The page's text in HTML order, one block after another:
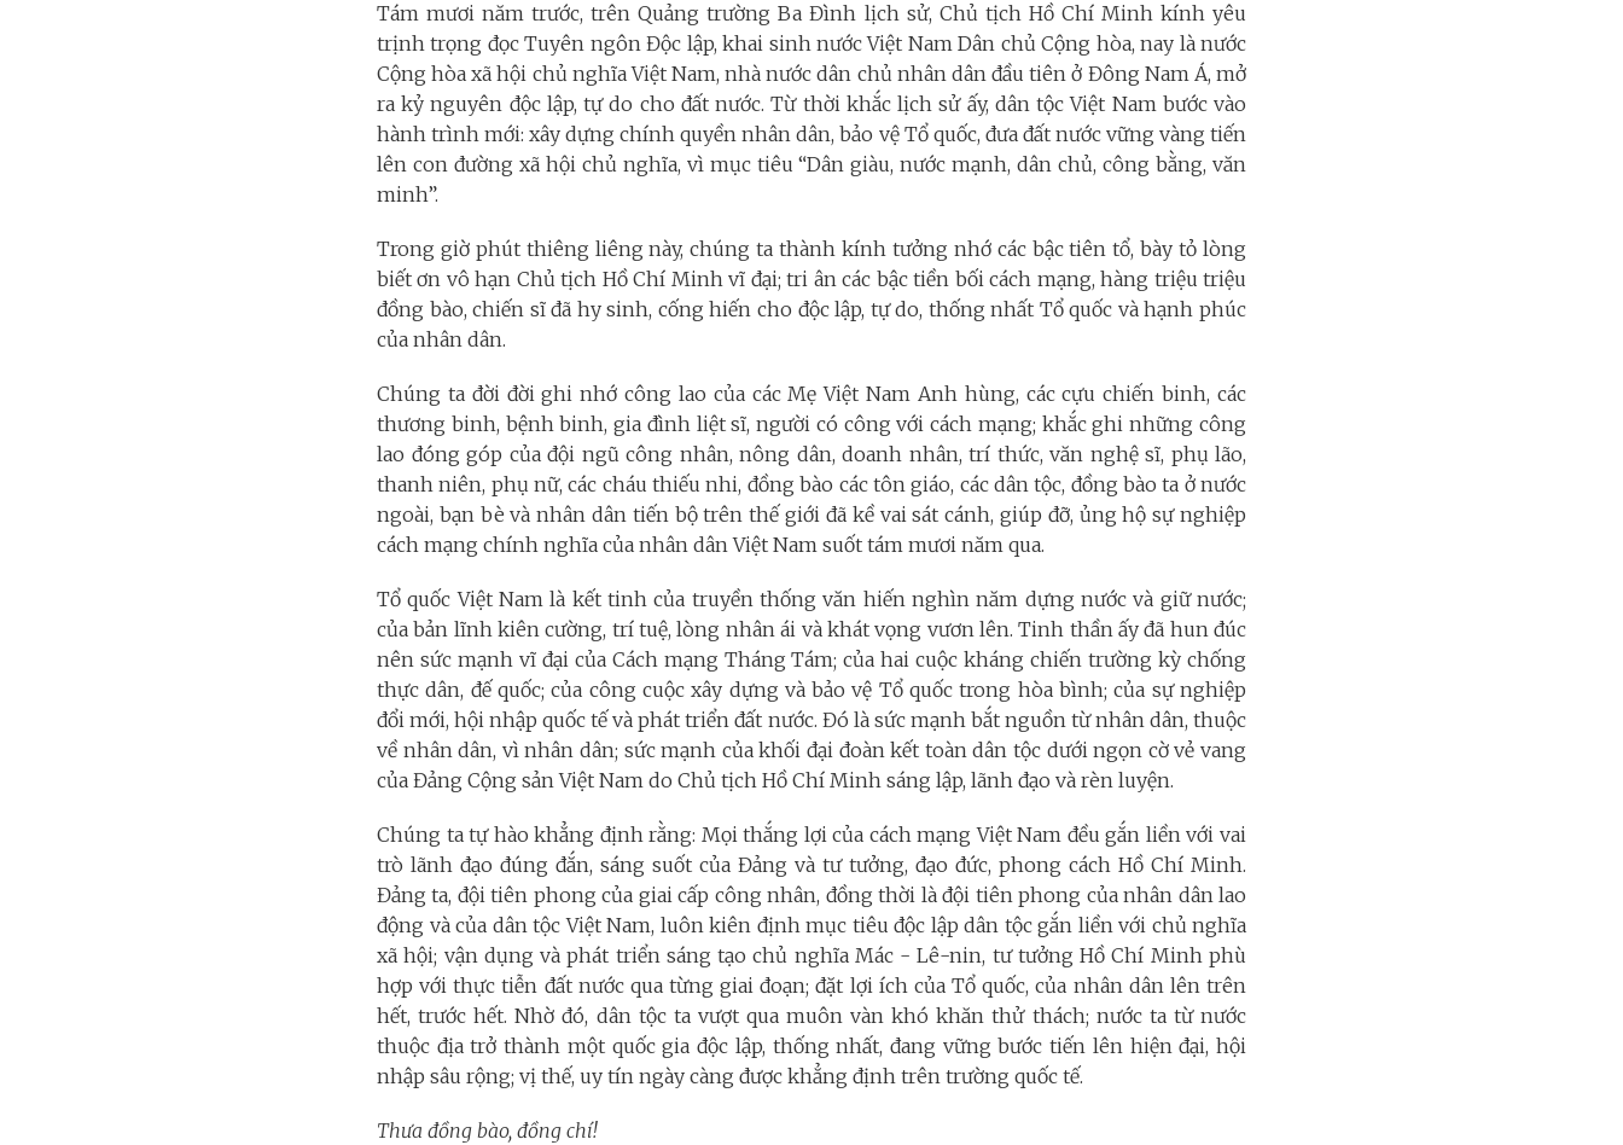
Tám mươi năm trước, trên Quảng trường Ba Đình lịch sử, Chủ tịch Hồ Chí Minh kính yêu
trịnh trọng đọc Tuyên ngôn Độc lập, khai sinh nước Việt Nam Dân chủ Cộng hòa, nay là nước
Cộng hòa xã hội chủ nghĩa Việt Nam, nhà nước dân chủ nhân dân đầu tiên ở Đông Nam Á, mở
ra kỷ nguyên độc lập, tự do cho đất nước. Từ thời khắc lịch sử ấy, dân tộc Việt Nam bước vào
hành trình mới: xây dựng chính quyền nhân dân, bảo vệ Tổ quốc, đưa đất nước vững vàng tiến
lên con đường xã hội chủ nghĩa, vì mục tiêu “Dân giàu, nước mạnh, dân chủ, công bằng, văn
minh”.
Trong giờ phút thiêng liêng này, chúng ta thành kính tưởng nhớ các bậc tiên tổ, bày tỏ lòng
biết ơn vô hạn Chủ tịch Hồ Chí Minh vĩ đại; tri ân các bậc tiền bối cách mạng, hàng triệu triệu
đồng bào, chiến sĩ đã hy sinh, cống hiến cho độc lập, tự do, thống nhất Tổ quốc và hạnh phúc
của nhân dân.
Chúng ta đời đời ghi nhớ công lao của các Mẹ Việt Nam Anh hùng, các cựu chiến binh, các
thương binh, bệnh binh, gia đình liệt sĩ, người có công với cách mạng; khắc ghi những công
lao đóng góp của đội ngũ công nhân, nông dân, doanh nhân, trí thức, văn nghệ sĩ, phụ lão,
thanh niên, phụ nữ, các cháu thiếu nhi, đồng bào các tôn giáo, các dân tộc, đồng bào ta ở nước
ngoài, bạn bè và nhân dân tiến bộ trên thế giới đã kề vai sát cánh, giúp đỡ, ủng hộ sự nghiệp
cách mạng chính nghĩa của nhân dân Việt Nam suốt tám mươi năm qua.
Tổ quốc Việt Nam là kết tinh của truyền thống văn hiến nghìn năm dựng nước và giữ nước;
của bản lĩnh kiên cường, trí tuệ, lòng nhân ái và khát vọng vươn lên. Tinh thần ấy đã hun đúc
nên sức mạnh vĩ đại của Cách mạng Tháng Tám; của hai cuộc kháng chiến trường kỳ chống
thực dân, đế quốc; của công cuộc xây dựng và bảo vệ Tổ quốc trong hòa bình; của sự nghiệp
đổi mới, hội nhập quốc tế và phát triển đất nước. Đó là sức mạnh bắt nguồn từ nhân dân, thuộc
về nhân dân, vì nhân dân; sức mạnh của khối đại đoàn kết toàn dân tộc dưới ngọn cờ vẻ vang
của Đảng Cộng sản Việt Nam do Chủ tịch Hồ Chí Minh sáng lập, lãnh đạo và rèn luyện.
Chúng ta tự hào khẳng định rằng: Mọi thắng lợi của cách mạng Việt Nam đều gắn liền với vai
trò lãnh đạo đúng đắn, sáng suốt của Đảng và tư tưởng, đạo đức, phong cách Hồ Chí Minh.
Đảng ta, đội tiên phong của giai cấp công nhân, đồng thời là đội tiên phong của nhân dân lao
động và của dân tộc Việt Nam, luôn kiên định mục tiêu độc lập dân tộc gắn liền với chủ nghĩa
xã hội; vận dụng và phát triển sáng tạo chủ nghĩa Mác - Lê-nin, tư tưởng Hồ Chí Minh phù
hợp với thực tiễn đất nước qua từng giai đoạn; đặt lợi ích của Tổ quốc, của nhân dân lên trên
hết, trước hết. Nhờ đó, dân tộc ta vượt qua muôn vàn khó khăn thử thách; nước ta từ nước
thuộc địa trở thành một quốc gia độc lập, thống nhất, đang vững bước tiến lên hiện đại, hội
nhập sâu rộng; vị thế, uy tín ngày càng được khẳng định trên trường quốc tế.
Thưa đồng bào, đồng chí!